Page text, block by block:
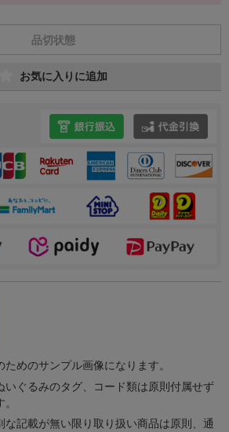
品切状態
お気に入りに追加
めのサンプル画像になります。
いぐるみのタグ、コード類は原則付属せず
な記載が無い限り取り扱い商品は原則、通